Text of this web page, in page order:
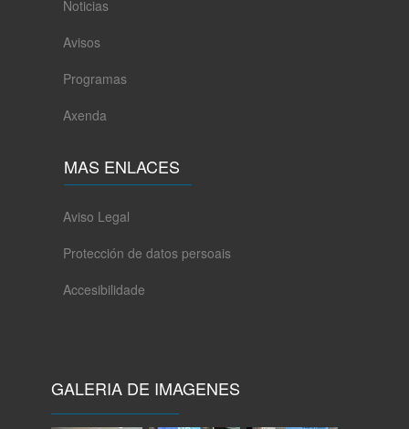
Noticias
Avisos
Programas
Axenda
MAS ENLACES
Aviso Legal
Protección de datos persoais
Accesibilidade
GALERIA DE IMAGENES